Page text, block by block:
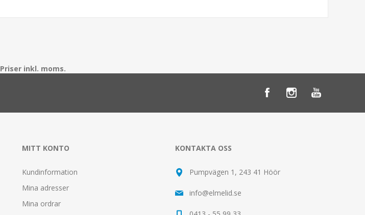
Priser inkl. moms.
MITT KONTO
Kundinformation
Mina adresser
Mina ordrar
KONTAKTA OSS
Pumpvägen 1, 243 41 Höör
info@elmelid.se